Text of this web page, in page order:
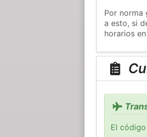
Por norma
a esto, si
horarios
El código